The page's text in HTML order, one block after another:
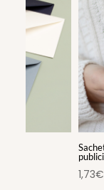
1,73€